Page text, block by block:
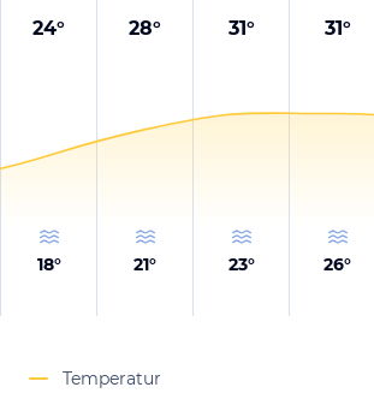
24°
18°
28°
21°
31°
23°
31°
26°
Temperatur